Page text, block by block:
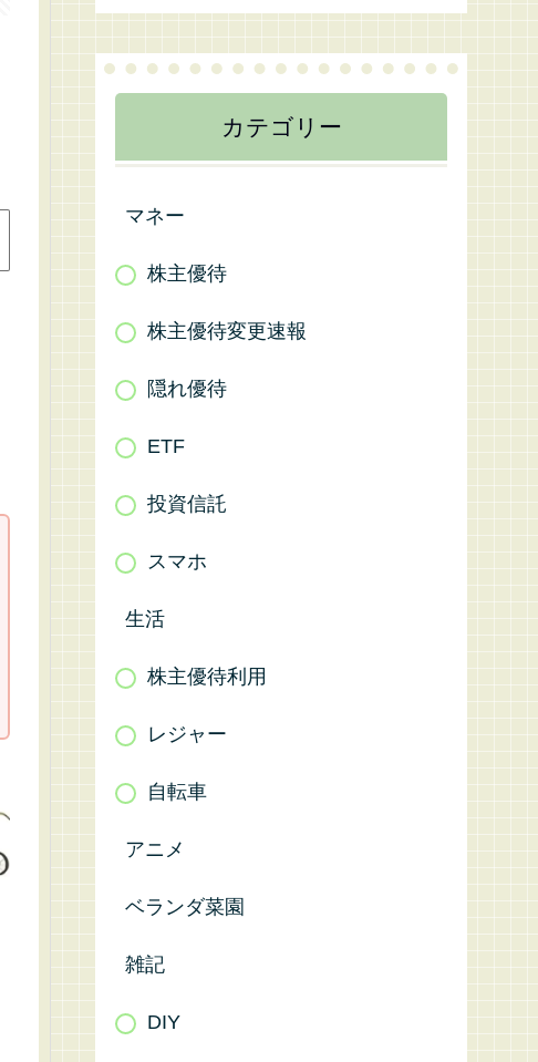
カテゴリー
マネー
株主優待
株主優待変更速報
隠れ優待
ETF
投資信託
スマホ
生活
株主優待利用
レジャー
自転車
アニメ
ベランダ菜園
雑記
DIY